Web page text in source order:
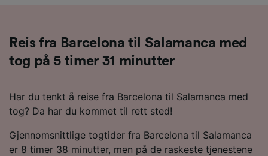
Reis fra Barcelona til Salamanca med
tog på 5 timer 31 minutter
Har du tenkt å reise fra Barcelona til Salamanca med
tog? Da har du kommet til rett sted!
Gjennomsnittlige togtider fra Barcelona til Salamanca
er 8 timer 38 minutter, men på de raskeste tjenestene